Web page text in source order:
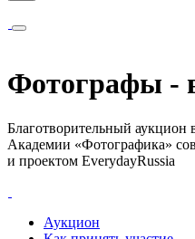
Фотографы -
Благотворительный аукцион
Академии «Фотографика»
и проектом EverydayRussia
Аукцион